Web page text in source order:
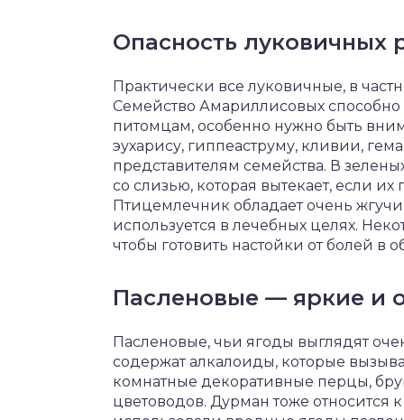
Опасность луковичных
Практически все луковичные, в
Семейство Амариллисовых
питомцам, особенно нужно быть
эухарису, гиппеаструму, кливии,
представителям семейства. В
со слизью, которая вытекает, если
Птицемлечник обладает очень
используется в лечебных целях.
чтобы готовить настойки от болей в
Пасленовые — яркие и
Пасленовые, чьи ягоды выглядят
содержат алкалоиды, которые
комнатные декоративные перцы,
цветоводов. Дурман тоже относится